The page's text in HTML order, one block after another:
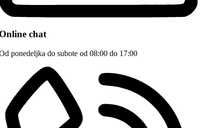
chat
ponedeljka do subote od 08:00 do 17:00